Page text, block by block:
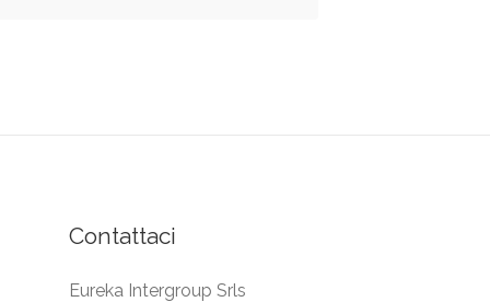
Contattaci
Eureka Intergroup Srls